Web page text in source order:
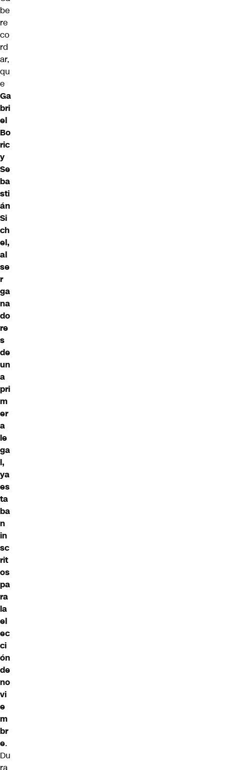
be
re
co
rd
ar,
qu
e
Ga
bri
el
Bo
ric
y
Se
ba
sti
án
Si
ch
el,
al
se
r
ga
na
do
re
s
de
un
a
pri
m
er
a
le
ga
l,
ya
es
ta
ba
n
in
sc
rit
os
pa
ra
la
el
ec
ci
ón
de
no
vi
e
m
br
e.
Du